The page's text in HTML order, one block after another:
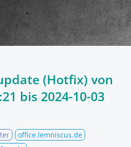
(Hotfix) von
bis 2024-10-03
office.lemniscus.de